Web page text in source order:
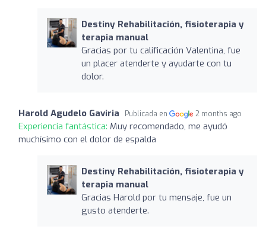
Destiny Rehabilitación, fisioterapia y
terapia manual
Gracias por tu calificación Valentina, fue
un placer atenderte y ayudarte con tu
dolor.
Harold Agudelo Gaviria Publicada en 2 months ago
Experiencia fantástica: Muy recomendado, me ayudó
muchísimo con el dolor de espalda
Destiny Rehabilitación, fisioterapia y
terapia manual
Gracias Harold por tu mensaje, fue un
gusto atenderte.